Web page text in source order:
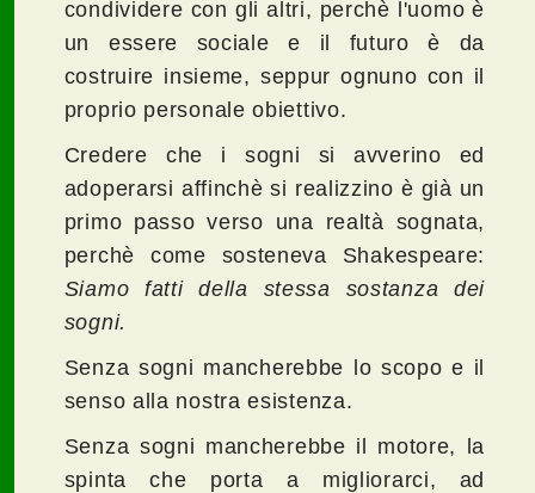
condividere con gli altri, perchè l'uomo è
un essere sociale e il futuro è da
costruire insieme, seppur ognuno con il
proprio personale obiettivo.
Credere che i sogni si avverino ed
adoperarsi affinchè si realizzino è già un
primo passo verso una realtà sognata,
perchè come sosteneva Shakespeare:
Siamo fatti della stessa sostanza dei
sogni.
Senza sogni mancherebbe lo scopo e il
senso alla nostra esistenza.
Senza sogni mancherebbe il motore, la
spinta che porta a migliorarci, ad